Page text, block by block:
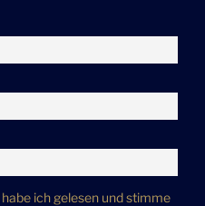
ich gelesen und stimme